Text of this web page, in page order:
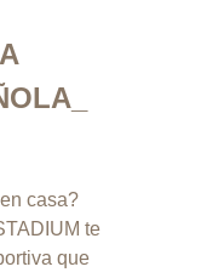
casa?
te
que